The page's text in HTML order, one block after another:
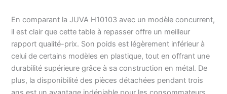
En comparant la JUVA H10103 avec un modèle concurrent,
il est clair que cette table à repasser offre un meilleur
rapport qualité-prix. Son poids est légèrement inférieur à
celui de certains modèles en plastique, tout en offrant une
durabilité supérieure grâce à sa construction en métal. De
plus, la disponibilité des pièces détachées pendant trois